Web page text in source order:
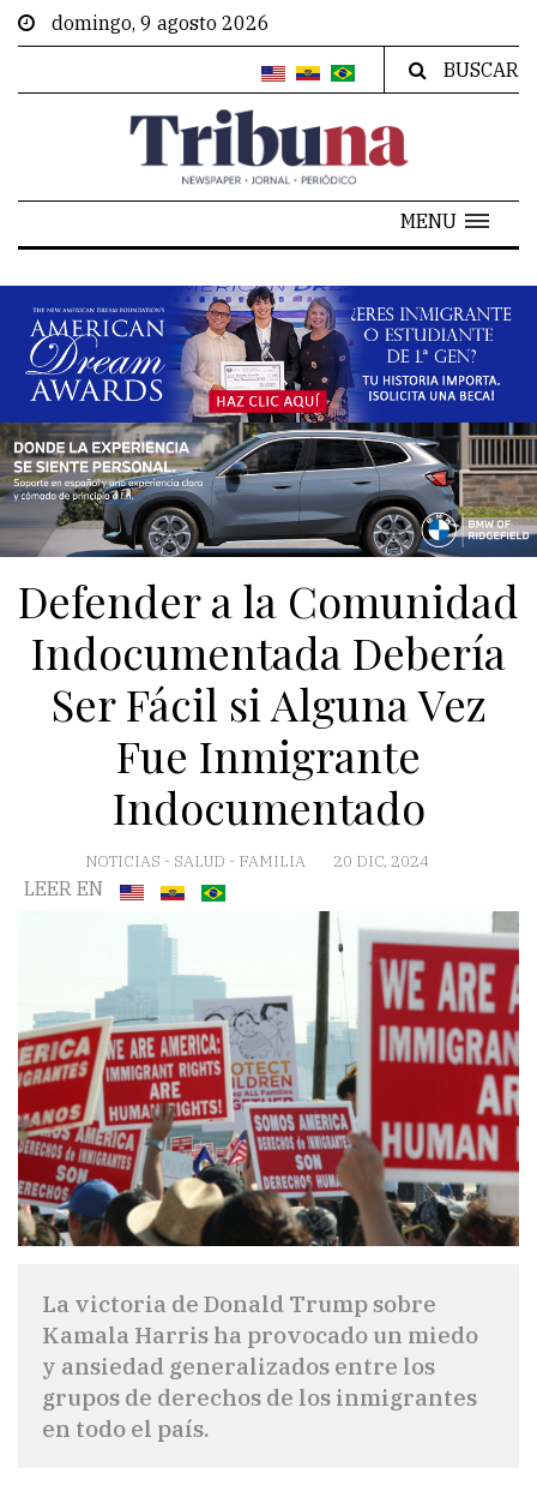
domingo, 9 agosto 2026
BUSCAR
MENU
Defender a la Comunidad
Indocumentada Debería
Ser Fácil si Alguna Vez
Fue Inmigrante
Indocumentado
NOTICIAS - SALUD - FAMILIA 20 DIC, 2024
LEER EN
La victoria de Donald Trump sobre
Kamala Harris ha provocado un miedo
y ansiedad generalizados entre los
grupos de derechos de los inmigrantes
en todo el país.